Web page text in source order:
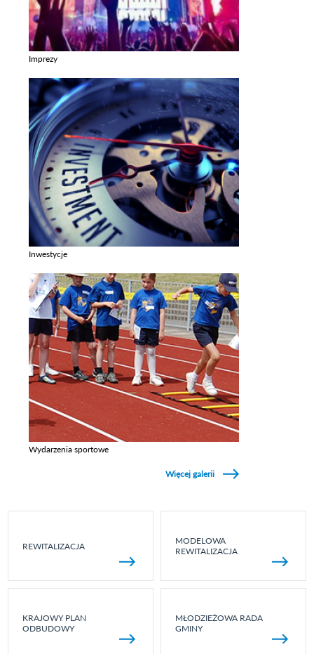
Imprezy
Inwestycje
Wydarzenia sportowe
Więcej galerii
REWITALIZACJA
MODELOWA
REWITALIZACJA
KRAJOWY PLAN
ODBUDOWY
MŁODZIEŻOWA RADA
GMINY